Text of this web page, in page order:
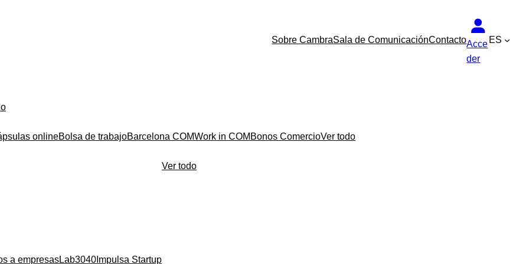
Sobre CambraSala de ComunicaciónContactoAcce
der
ES
onlineBolsa de trabajoBarcelona COMWork in COM Bonos ComercioVer todo
a empresasLab3040 Impulsa Startup
Ver todo